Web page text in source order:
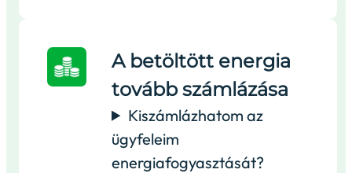
A betöltött energia
tovább számlázása
Kiszámlázhatom az
ügyfeleim
energiafogyasztását?